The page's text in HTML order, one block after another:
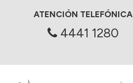
ATENCIÓN TELEFÓNICA
4441 1280